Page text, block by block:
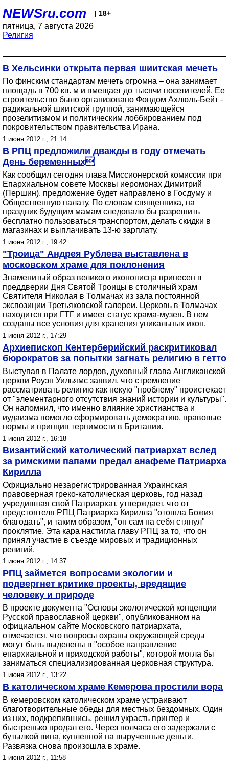
NEWSru.com | 18+
пятница, 7 августа 2026
Религия
В Хельсинки открыта первая шиитская мечеть
По финским стандартам мечеть огромна – она занимает
площадь в 700 кв. м и вмещает до тысячи посетителей. Ее
строительство было организовано Фондом Ахлюль-Бейт -
радикальной шиитской группой, занимающейся
прозелитизмом и политическим лоббированием под
покровительством правительства Ирана.
1 июня 2012 г., 21:14
В РПЦ предложили дважды в году отмечать
День беременных
Как сообщил сегодня глава Миссионерской комиссии при
Епархиальном совете Москвы иеромонах Димитрий
(Першин), предложение будет направлено в Госдуму и
Общественную палату. По словам священника, на
праздник будущим мамам следовало бы разрешить
бесплатно пользоваться транспортом, делать скидки в
магазинах и выплачивать 13-ю зарплату.
1 июня 2012 г., 19:42
"Троица" Андрея Рублева выставлена в
московском храме для поклонения
Знаменитый образ великого иконописца принесен в
преддверии Дня Святой Троицы в столичный храм
Святителя Николая в Толмачах из зала постоянной
экспозиции Третьяковской галереи. Церковь в Толмачах
находится при ГТГ и имеет статус храма-музея. В нем
созданы все условия для хранения уникальных икон.
1 июня 2012 г., 17:29
Архиепископ Кентерберийский раскритиковал
бюрократов за попытки загнать религию в гетто
Выступая в Палате лордов, духовный глава Англиканской
церкви Роуэн Уильямс заявил, что стремление
рассматривать религию как некую "проблему" проистекает
от "элементарного отсутствия знаний истории и культуры".
Он напомнил, что именно влияние христианства и
иудаизма помогло сформировать демократию, правовые
нормы и принцип терпимости в Британии.
1 июня 2012 г., 16:18
Византийский католический патриархат вслед
за римскими папами предал анафеме Патриарха
Кирилла
Официально незарегистрированная Украинская
правоверная греко-католическая церковь, год назад
учредившая свой Патриархат, утверждает, что от
предстоятеля РПЦ Патриарха Кирилла "отошла Божия
благодать", и таким образом, "он сам на себя стянул"
проклятие. Эта кара настигла главу РПЦ за то, что он
принял участие в съезде мировых и традиционных
религий.
1 июня 2012 г., 14:37
РПЦ займется вопросами экологии и
подвергнет критике проекты, вредящие
человеку и природе
В проекте документа "Основы экологической концепции
Русской православной церкви", опубликованном на
официальном сайте Московского патриархата,
отмечается, что вопросы охраны окружающей среды
могут быть выделены в "особое направление
епархиальной и приходской работы", которой могла бы
заниматься специализированная церковная структура.
1 июня 2012 г., 13:22
В католическом храме Кемерова простили вора
В кемеровском католическом храме устраивают
благотворительные обеды для местных бездомных. Один
из них, подкрепившись, решил украсть принтер и
быстренько продал его. Через полчаса его задержали с
бутылкой вина, купленной на вырученные деньги.
Развязка снова произошла в храме.
1 июня 2012 г., 11:58